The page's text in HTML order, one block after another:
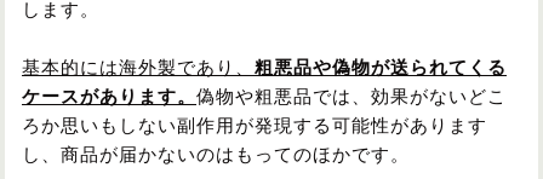
します。
基本的には海外製であり、 粗悪品や偽物が送られてくる
ケースがあります。 偽物や粗悪品では、効果がないどこ
ろか思いもしない副作用が発現する可能性があります
し、商品が届かないのはもってのほかです。